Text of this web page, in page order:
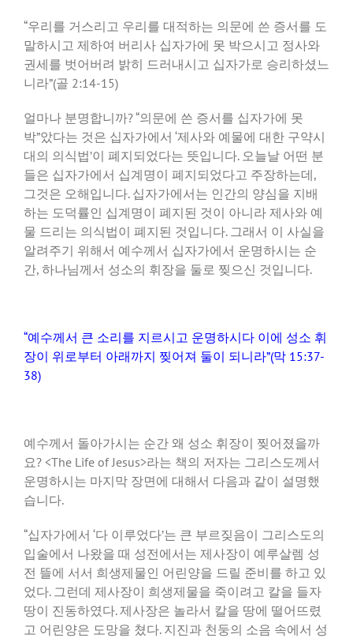
“우리를 거스리고 우리를 대적하는 의문에 쓴 증서를 도
말하시고 제하여 버리사 십자가에 못 박으시고 정사와
권세를 벗어버려 밝히 드러내시고 십자가로 승리하셨느
니라”(골 2:14-15)
얼마나 분명합니까? “의문에 쓴 증서를 십자가에 못
박”았다는 것은 십자가에서 ‘제사와 예물에 대한 구약시
대의 의식법’이 폐지되었다는 뜻입니다. 오늘날 어떤 분
들은 십자가에서 십계명이 폐지되었다고 주장하는데,
그것은 오해입니다. 십자가에서는 인간의 양심을 지배
하는 도덕률인 십계명이 폐지된 것이 아니라 제사와 예
물 드리는 의식법이 폐지된 것입니다. 그래서 이 사실을
알려주기 위해서 예수께서 십자가에서 운명하시는 순
간, 하나님께서 성소의 휘장을 둘로 찢으신 것입니다.
“예수께서 큰 소리를 지르시고 운명하시다 이에 성소 휘
장이 위로부터 아래까지 찢어져 둘이 되니라”(막 15:37-
38)
예수께서 돌아가시는 순간 왜 성소 휘장이 찢어졌을까
요? <The Life of Jesus>라는 책의 저자는 그리스도께서
운명하시는 마지막 장면에 대해서 다음과 같이 설명했
습니다.
“십자가에서 ‘다 이루었다’는 큰 부르짖음이 그리스도의
입술에서 나왔을 때 성전에서는 제사장이 예루살렘 성
전 뜰에 서서 희생제물인 어린양을 드릴 준비를 하고 있
었다. 그런데 제사장이 희생제물을 죽이려고 칼을 들자
땅이 진동하였다. 제사장은 놀라서 칼을 땅에 떨어뜨렸
고 어린양은 도망을 쳤다. 지진과 천둥의 소음 속에서 성